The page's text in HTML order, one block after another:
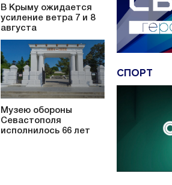
В Крыму ожидается
усиление ветра 7 и 8
августа
Музею обороны
Севастополя
исполнилось 66 лет
СПОРТ